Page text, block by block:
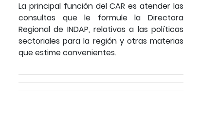
La principal función del CAR es atender las
consultas que le formule la Directora
Regional de INDAP, relativas a las políticas
sectoriales para la región y otras materias
que estime convenientes.